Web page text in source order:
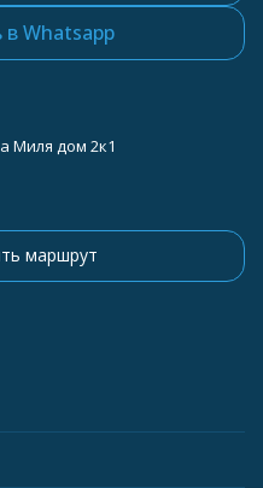
в Whatsapp
Миля дом 2к1
маршрут